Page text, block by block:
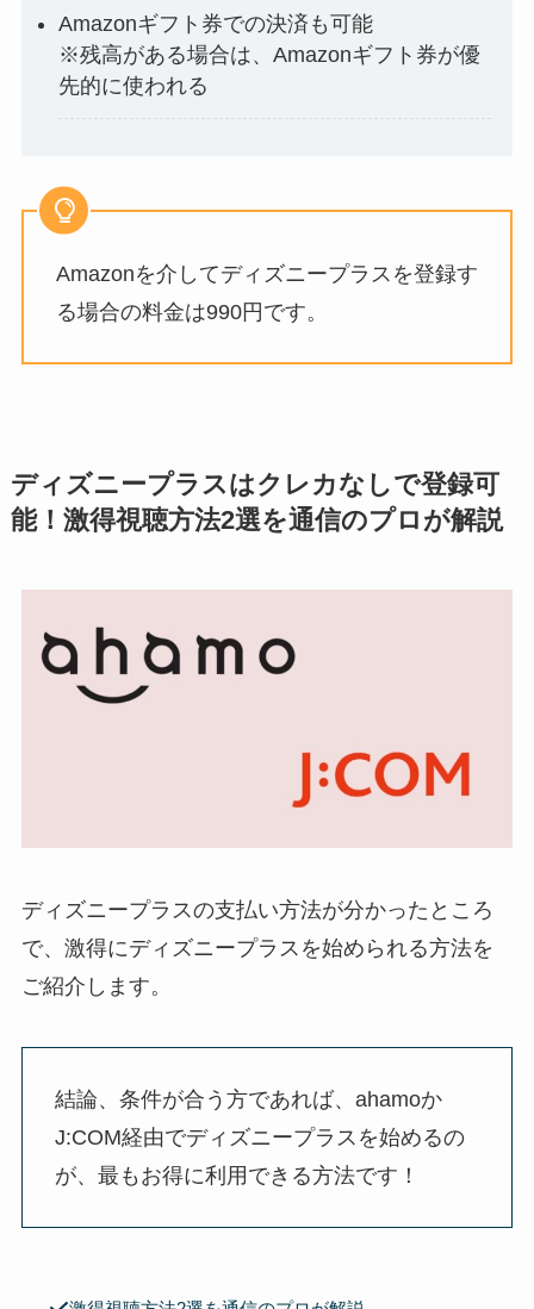
Amazonギフト券での決済も可能
※残高がある場合は、Amazonギフト券が優
先的に使われる
Amazonを介してディズニープラスを登録す
る場合の料金は990円です。
ディズニープラスはクレカなしで登録可
能！激得視聴方法2選を通信のプロが解説
ディズニープラスの支払い方法が分かったところ
で、激得にディズニープラスを始められる方法を
ご紹介します。
結論、条件が合う方であれば、ahamoか
J:COM経由でディズニープラスを始めるの
が、最もお得に利用できる方法です！